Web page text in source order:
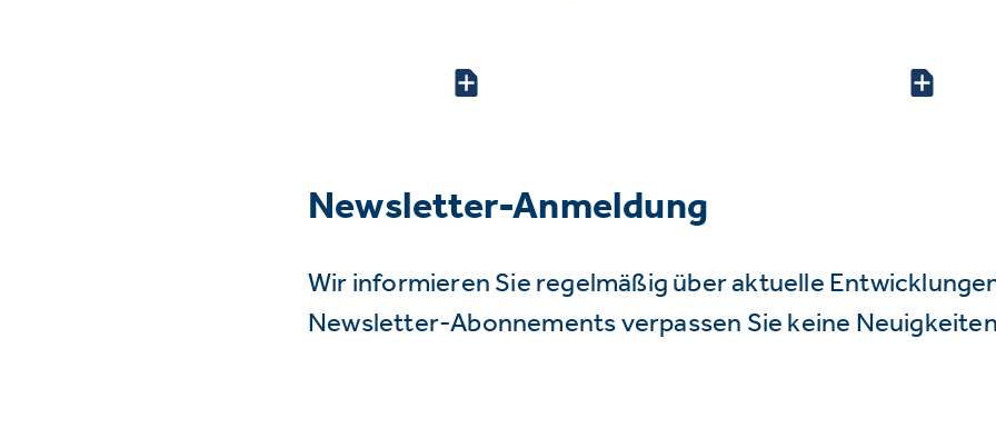
Newsletter-Anmeldung
Wir informieren Sie regelmäßig über aktuelle
Newsletter-Abonnements verpassen Sie keine